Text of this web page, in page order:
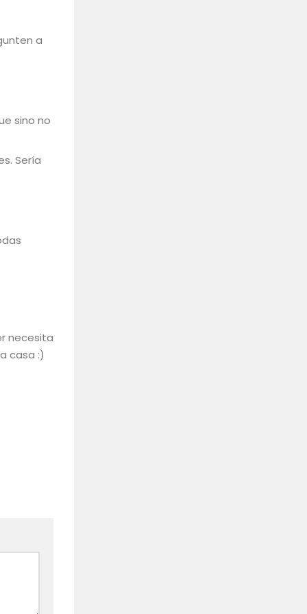
a
sino no
Sería
necesita
casa :)